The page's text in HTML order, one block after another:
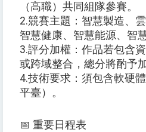
（高職）共同組隊參賽。
2.競賽主題：智慧製造、
智慧健康、智慧能源、智
3.評分加權：作品若包含
或跨域整合，總分將酌予
4.技術要求：須包含軟硬
平臺）。
📅 重要日程表